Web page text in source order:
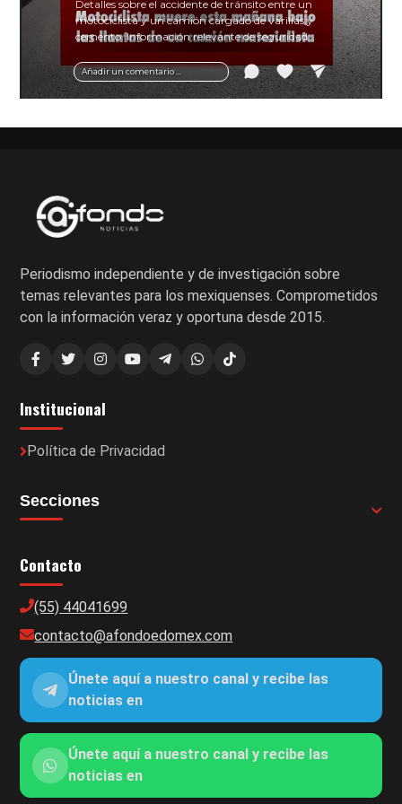
Añadir un comentario ...
Detalles sobre el accidente de tránsito entre un
motociclista y un camión cargado de varillas y
cemento. Información relevante de seguridad
vial y recomendaciones para motociclistas.
Periodismo independiente y de investigación sobre
temas relevantes para los mexiquenses. Comprometidos
con la información veraz y oportuna desde 2015.
Institucional
Política de Privacidad
Secciones
Contacto
(55) 44041699
contacto@afondoedomex.com
Únete aquí a nuestro canal y recibe las
noticias en
Únete aquí a nuestro canal y recibe las
noticias en